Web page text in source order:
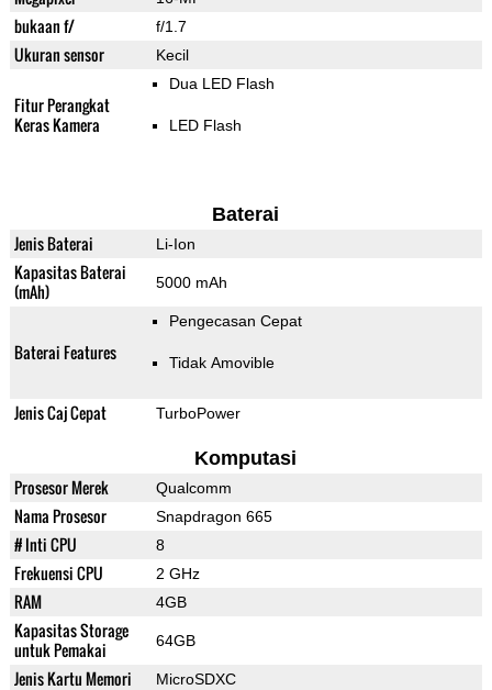
bukaan f/ f/1.7
Ukuran sensor Kecil
Fitur Perangkat
Keras Kamera
Dua LED Flash
LED Flash
Baterai
Jenis Baterai Li-Ion
Kapasitas Baterai
(mAh)
5000 mAh
Baterai Features
Pengecasan Cepat
Tidak Amovible
Jenis Caj Cepat TurboPower
Komputasi
Prosesor Merek Qualcomm
Nama Prosesor Snapdragon 665
# Inti CPU 8
Frekuensi CPU 2 GHz
RAM 4GB
Kapasitas Storage
untuk Pemakai
64GB
Jenis Kartu Memori MicroSDXC